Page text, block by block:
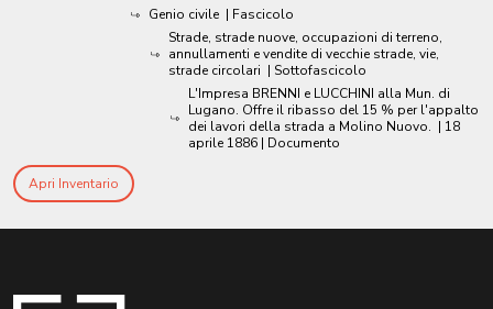
Genio civile | Fascicolo
Strade, strade nuove, occupazioni di terreno,
annullamenti e vendite di vecchie strade, vie,
strade circolari | Sottofascicolo
L'Impresa BRENNI e LUCCHINI alla Mun. di
Lugano. Offre il ribasso del 15 % per l'appalto
dei lavori della strada a Molino Nuovo. | 18
aprile 1886 | Documento
Apri Inventario